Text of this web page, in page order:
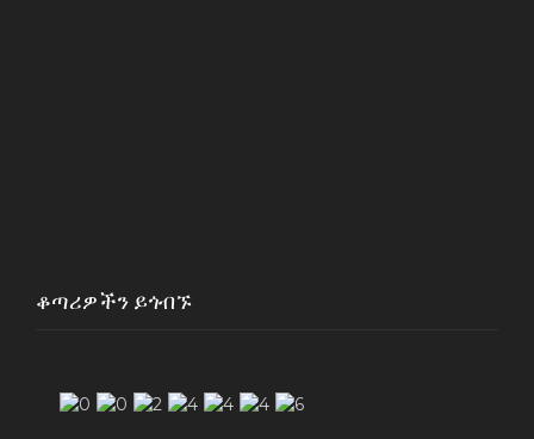
ቆጣሪዎችን ይጎብኙ